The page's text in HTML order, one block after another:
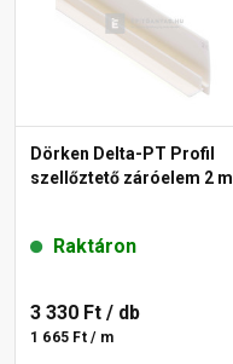
Dörken Delta-PT Profil
szellőztető záróelem 2 m
Raktáron
3 330 Ft / db
1 665 Ft / m